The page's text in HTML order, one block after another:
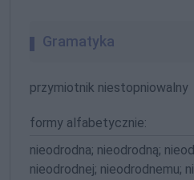
Gramatyka
przymiotnik niestopniowalny
formy alfabetycznie:
nieodrodna; nieodrodną;
nieodrodnej; nieodrodnemu;